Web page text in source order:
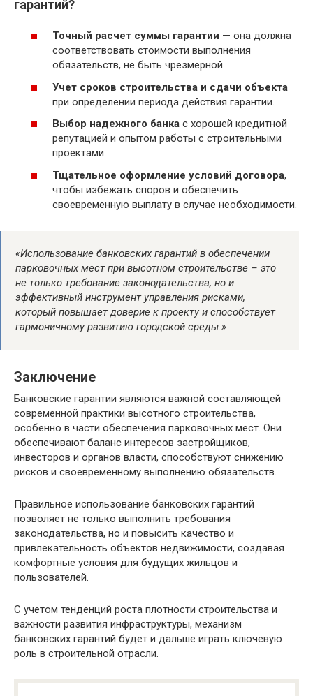
гарантий?
Точный расчет суммы гарантии — она должна
соответствовать стоимости выполнения
обязательств, не быть чрезмерной.
Учет сроков строительства и сдачи объекта
при определении периода действия гарантии.
Выбор надежного банка с хорошей кредитной
репутацией и опытом работы с строительными
проектами.
Тщательное оформление условий договора,
чтобы избежать споров и обеспечить
своевременную выплату в случае необходимости.
«Использование банковских гарантий в обеспечении
парковочных мест при высотном строительстве – это
не только требование законодательства, но и
эффективный инструмент управления рисками,
который повышает доверие к проекту и способствует
гармоничному развитию городской среды.»
Заключение
Банковские гарантии являются важной составляющей
современной практики высотного строительства,
особенно в части обеспечения парковочных мест. Они
обеспечивают баланс интересов застройщиков,
инвесторов и органов власти, способствуют снижению
рисков и своевременному выполнению обязательств.
Правильное использование банковских гарантий
позволяет не только выполнить требования
законодательства, но и повысить качество и
привлекательность объектов недвижимости, создавая
комфортные условия для будущих жильцов и
пользователей.
С учетом тенденций роста плотности строительства и
важности развития инфраструктуры, механизм
банковских гарантий будет и дальше играть ключевую
роль в строительной отрасли.